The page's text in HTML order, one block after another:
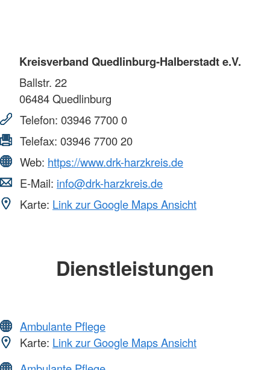
Kreisverband Quedlinburg-Halberstadt e.V.
Ballstr. 22
06484Quedlinburg
Telefon: 03946 7700 0
Telefax: 03946 7700 20
Web: https://www.drk-harzkreis.de
E-Mail: info@drk-harzkreis.de
Karte: Link zur Google Maps Ansicht
Dienstleistungen
Ambulante Pflege
Karte: Link zur Google Maps Ansicht